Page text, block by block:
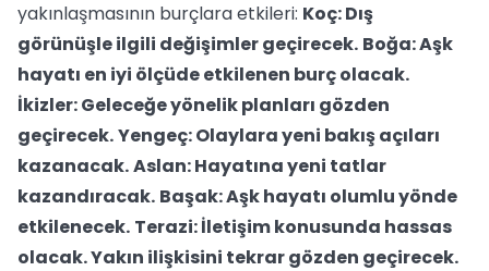
yakınlaşmasının burçlara etkileri: Koç: Dış
görünüşle ilgili değişimler geçirecek. Boğa: Aşk
hayatı en iyi ölçüde etkilenen burç olacak.
İkizler: Geleceğe yönelik planları gözden
geçirecek.Yengeç: Olaylara yeni bakış açıları
kazanacak.Aslan: Hayatına yeni tatlar
kazandıracak. Başak: Aşk hayatı olumlu yönde
etkilenecek. Terazi: İletişim konusunda hassas
olacak. Yakın ilişkisini tekrar gözden geçirecek.